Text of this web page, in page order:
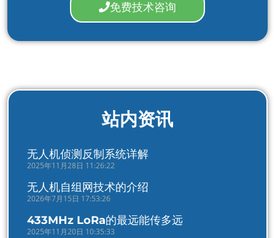
免费技术咨询
站内资讯
无人机侦测反制系统详解
2025年11月28日 11:26:22
无人机自组网技术的介绍
2026年7月15日 17:53:26
433MHz LoRa的最远能传多远
2025年11月20日 10:35:33